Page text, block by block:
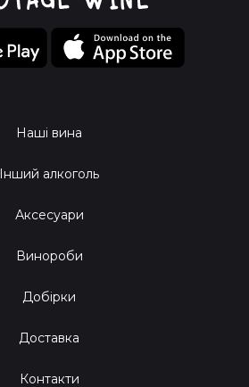
Наші вина
Інший алкоголь
Аксесуари
Винороби
Добірки
Доставка
Контакти